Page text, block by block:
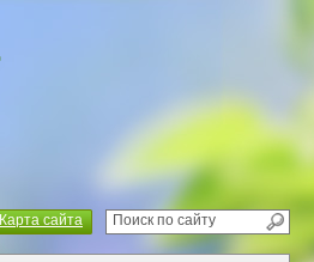
Карта сайта